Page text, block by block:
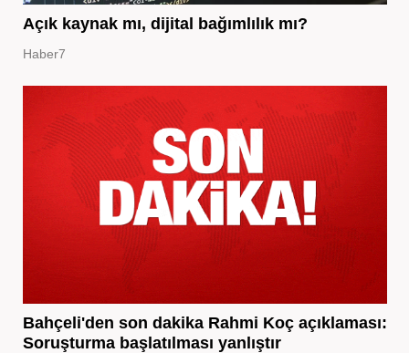
Açık kaynak mı, dijital bağımlılık mı?
Haber7
Bahçeli'den son dakika Rahmi Koç açıklaması:
Soruşturma başlatılması yanlıştır